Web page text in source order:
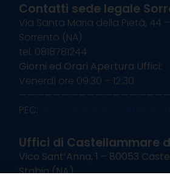
Contatti sede legale
Via Santa Maria della Pietà, 44
Sorrento (NA)
tel. 0818781244
Giorni ed Orari Apertura Uffici:
Venerdì ore 09:30 – 12:30
PEC:
Uffici di Castellammare
Vico Sant’Anna, 1 – 80053
Stabia (NA)